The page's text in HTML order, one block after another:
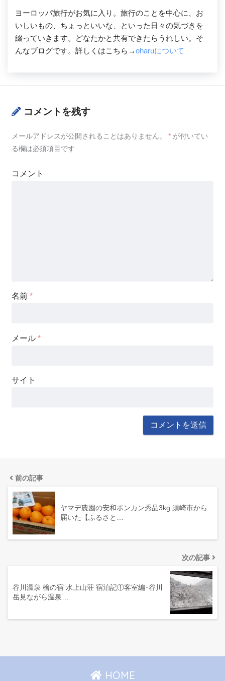
ヨーロッパ旅行がお気に入り。旅行のことを中心に、お
いしいもの、ちょっといいな、といった日々の気づきを
綴っていきます。どなたかと共有できたらうれしい。そ
んなブログです。詳しくはこちら→oharuについて
コメントを残す
メールアドレスが公開されることはありません。 * が付いてい
る欄は必須項目です
コメント
名前*
メール*
サイト
前の記事
ヤマデ農園の安和ポンカン秀品3kg 須崎市から
届いた【ふるさと…
次の記事
谷川温泉 檜の宿 水上山荘 宿泊記①客室編･谷川
岳見ながら温泉…
HOME